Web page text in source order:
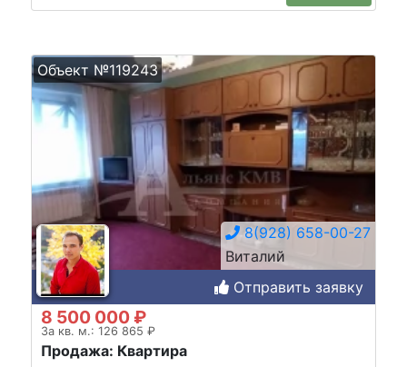
Объект №119243
8(928) 658-00-27
Виталий
Отправить заявку
8 500 000 ₽
За кв. м.: 126 865 ₽
Продажа: Квартира